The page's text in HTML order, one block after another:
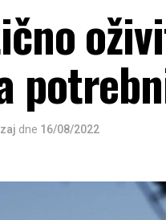
dne 16/08/2022